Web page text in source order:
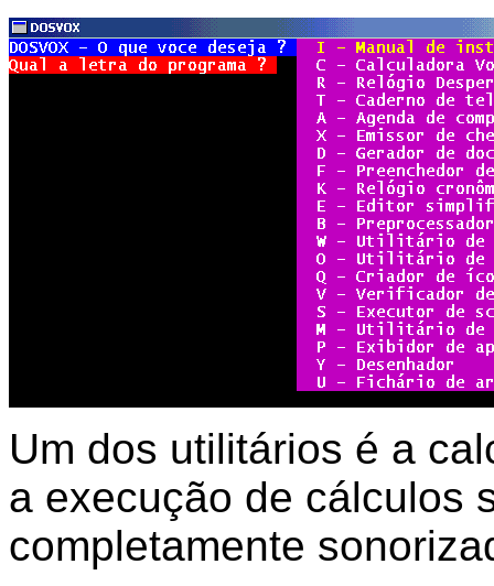
Um dos utilitários é a
a execução de cálculos
completamente